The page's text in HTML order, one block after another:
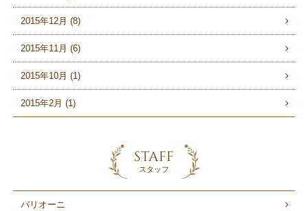
2015年12月 (8)
2015年11月 (6)
2015年10月 (1)
2015年2月 (1)
STAFF
スタッフ
バリオーニ